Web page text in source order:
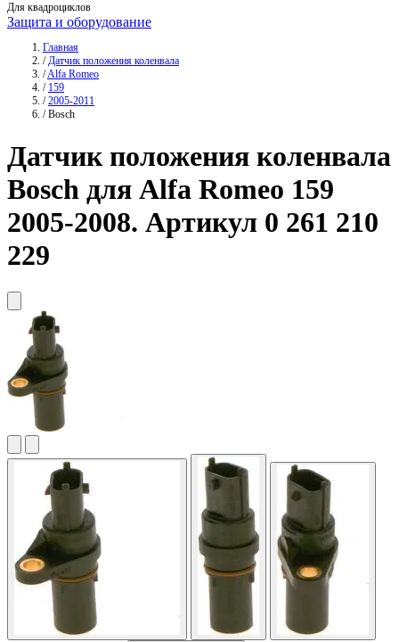
Для квадроциклов
Защита и оборудование
Главная
/ Датчик положения коленвала
/Alfa Romeo
/ 159
/ 2005-2011
/ Bosch
Датчик положения коленвала
Bosch для Alfa Romeo 159
2005-2008. Артикул 0 261 210
229